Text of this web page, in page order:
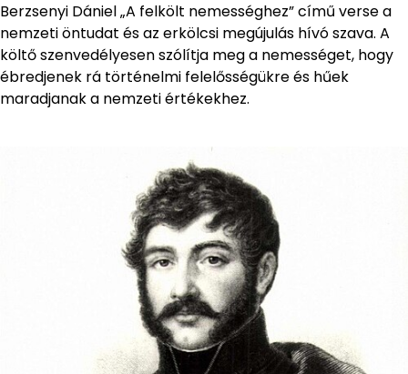
Berzsenyi Dániel „A felkölt nemességhez” című verse a
nemzeti öntudat és az erkölcsi megújulás hívó szava. A
költő szenvedélyesen szólítja meg a nemességet, hogy
ébredjenek rá történelmi felelősségükre és hűek
maradjanak a nemzeti értékekhez.